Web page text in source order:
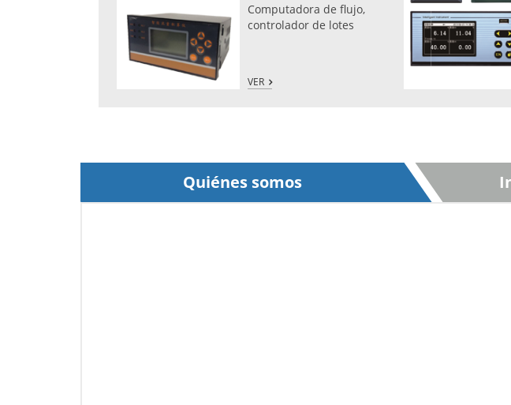
Computadora de flujo,
controlador de lotes
VER
Quiénes somos